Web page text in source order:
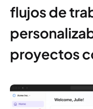
flujos de
proyectos